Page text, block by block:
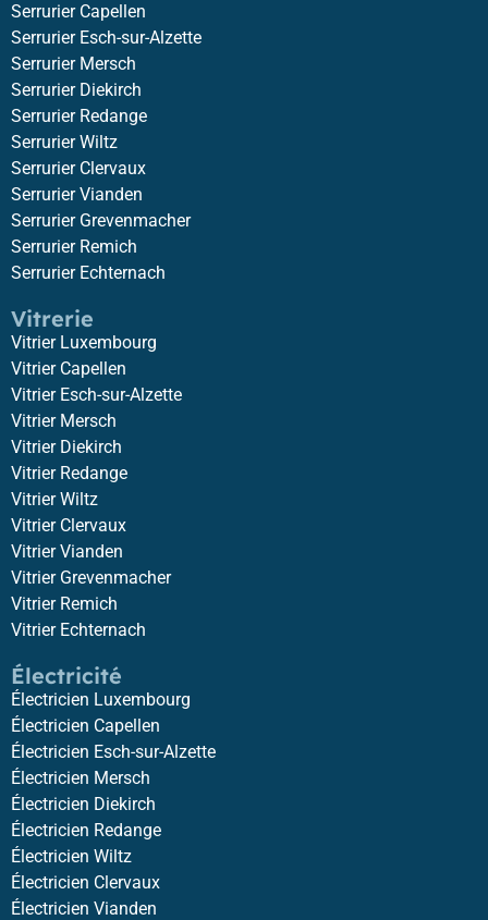
Serrurier Capellen
Serrurier Esch-sur-Alzette
Serrurier Mersch
Serrurier Diekirch
Serrurier Redange
Serrurier Wiltz
Serrurier Clervaux
Serrurier Vianden
Serrurier Grevenmacher
Serrurier Remich
Serrurier Echternach
Vitrerie
Vitrier Luxembourg
Vitrier Capellen
Vitrier Esch-sur-Alzette
Vitrier Mersch
Vitrier Diekirch
Vitrier Redange
Vitrier Wiltz
Vitrier Clervaux
Vitrier Vianden
Vitrier Grevenmacher
Vitrier Remich
Vitrier Echternach
Électricité
Électricien Luxembourg
Électricien Capellen
Électricien Esch-sur-Alzette
Électricien Mersch
Électricien Diekirch
Électricien Redange
Électricien Wiltz
Électricien Clervaux
Électricien Vianden